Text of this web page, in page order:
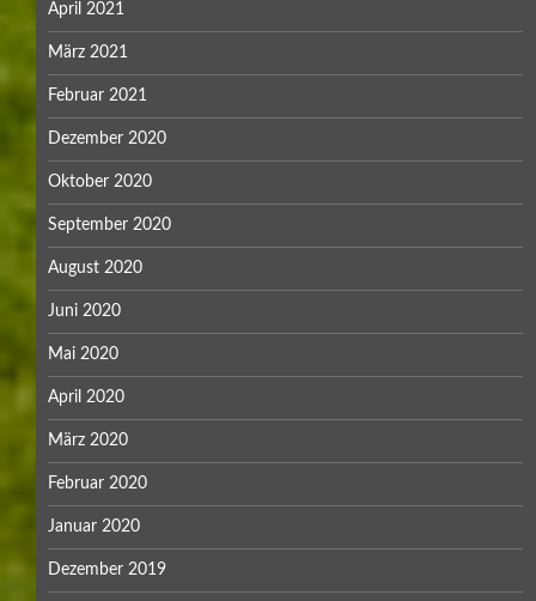
April 2021
März 2021
Februar 2021
Dezember 2020
Oktober 2020
September 2020
August 2020
Juni 2020
Mai 2020
April 2020
März 2020
Februar 2020
Januar 2020
Dezember 2019